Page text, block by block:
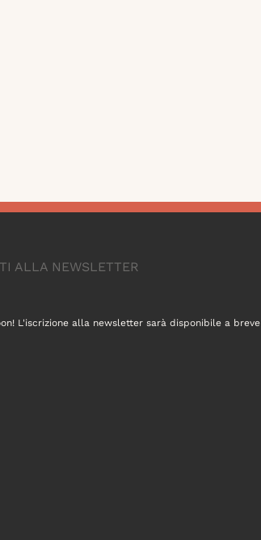
ALLA NEWSLETTER
L'iscrizione alla newsletter sarà disponibile a breve